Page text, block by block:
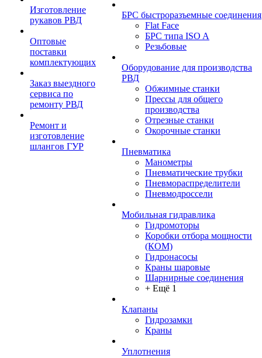
Изготовление
рукавов РВД
Оптовые
поставки
комплектующих
Заказ выездного
сервиса по
ремонту РВД
Ремонт и
изготовление
шлангов ГУР
БРС быстроразъемные соединения
Flat Face
БРС типа ISO A
Резьбовые
Оборудование для производства
РВД
Обжимные станки
Прессы для общего
производства
Отрезные станки
Окорочные станки
Пневматика
Манометры
Пневматические трубки
Пневмораспределители
Пневмодроссели
Мобильная гидравлика
Гидромоторы
Коробки отбора мощности
(КОМ)
Гидронасосы
Краны шаровые
Шарнирные соединения
+ Ещё 1
Клапаны
Гидрозамки
Краны
Уплотнения